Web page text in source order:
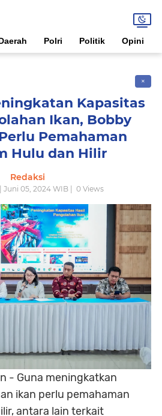
Polri Politik Opini
✕
Kapasitas
Ikan, Bobby
Pemahaman
Hulu dan Hilir
Redaksi
05, 2024 WIB | 0Views
- Guna meningkatkan
ikan perlu pemahaman
antara lain terkait